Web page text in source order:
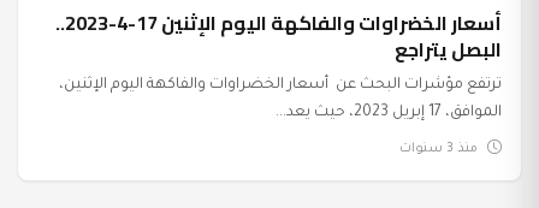
أسعار الخضراوات والفاكهة اليوم الإثنين 17-4-2023..
البصل يتراجع
ترتفع مؤشرات البحث عن أسعار الخضراوات والفاكهة اليوم الإثنين،
الموافق، 17 إبريل 2023، حيث يعد...
منذ 3 سنوات